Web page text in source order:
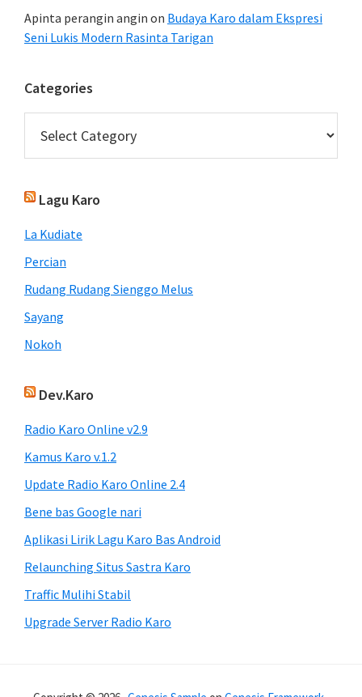
Apinta perangin angin on Budaya Karo dalam Ekspresi
Seni Lukis Modern Rasinta Tarigan
Categories
Lagu Karo
La Kudiate
Percian
Rudang Rudang Sienggo Melus
Sayang
Nokoh
Dev.Karo
Radio Karo Online v2.9
Kamus Karo v.1.2
Update Radio Karo Online 2.4
Bene bas Google nari
Aplikasi Lirik Lagu Karo Bas Android
Relaunching Situs Sastra Karo
Traffic Mulihi Stabil
Upgrade Server Radio Karo